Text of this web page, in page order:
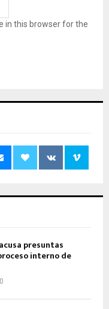
in this browser for the
presuntas
interno de
0